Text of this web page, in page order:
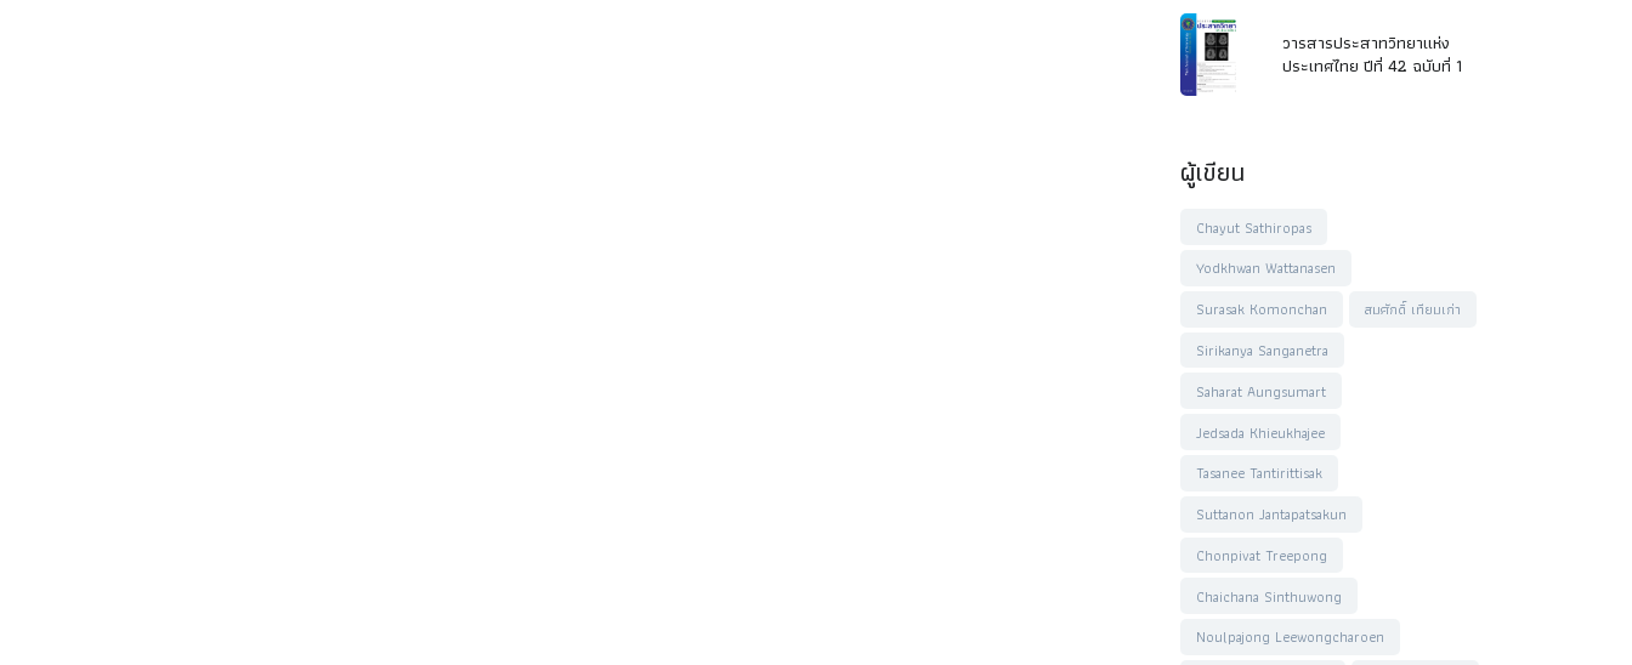
วารสารประสาทวิทยาแห่ง
ประเทศไทย ปีที่ 42 ฉบับที่ 1
ผู้เขียน
Chayut Sathiropas
Yodkhwan Wattanasen
Surasak Komonchan
สมศักดิ์ เทียมเก่า
Sirikanya Sanganetra
Saharat Aungsumart
Jedsada Khieukhajee
Tasanee Tantirittisak
Suttanon Jantapatsakun
Chonpivat Treepong
Chaichana Sinthuwong
Noulpajong Leewongcharoen